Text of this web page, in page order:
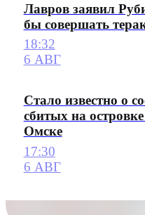
Лавров заявил
бы совершать
18:32
6 АВГ
Стало известно о
сбитых на
Омске
17:30
6 АВГ